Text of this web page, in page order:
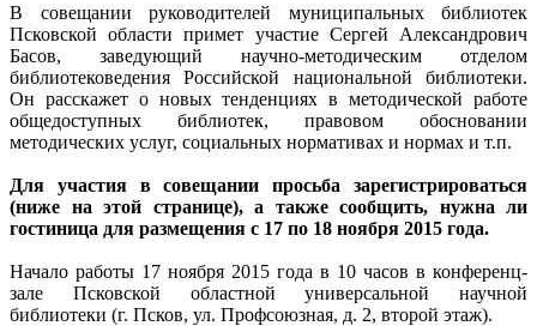
В совещании руководителей муниципальных библиотек
Псковской области примет участие Сергей Александрович
Басов, заведующий научно-методическим отделом
библиотековедения Российской национальной библиотеки.
Он расскажет о новых тенденциях в методической работе
общедоступных библиотек, правовом обосновании
методических услуг, социальных нормативах и нормах и т.п.
Для участия в совещании просьба зарегистрироваться
(ниже на этой странице), а также сообщить, нужна ли
гостиница для размещения с 17 по 18 ноября 2015 года.
Начало работы 17 ноября 2015 года в 10 часов в конференц-
зале Псковской областной универсальной научной
библиотеки (г. Псков, ул. Профсоюзная, д. 2, второй этаж).